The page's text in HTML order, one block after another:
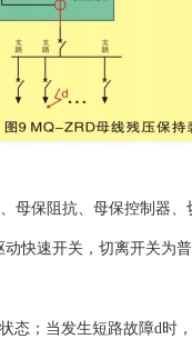
母保阻抗、母保控制器
快速开关，切离开关为普
态；当发生短路故障d时